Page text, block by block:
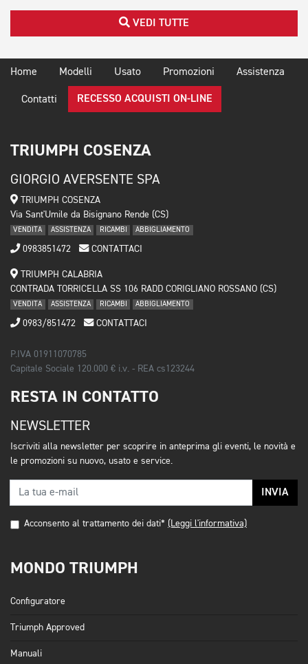
VEDI TUTTE
Home Modelli Usato Promozioni Assistenza
Contatti RECESSO ACQUISTI ON-LINE
TRIUMPH COSENZA
GIORGIO AVERSENTE SPA
TRIUMPH COSENZA
Via Sant'Umile da Bisignano Rende (CS)
VENDITA ASSISTENZA RICAMBI ABBIGLIAMENTO
0983851472 CONTATTACI
TRIUMPH CALABRIA
CONTRADA TORRICELLA SS 106 RADD CORIGLIANO ROSSANO (CS)
VENDITA ASSISTENZA RICAMBI ABBIGLIAMENTO
0983/851472 CONTATTACI
P.IVA 01911070785
Capitale Sociale 120.000 € i.v. - REA cs123244
RESTA IN CONTATTO
NEWSLETTER
Iscriviti alla newsletter per scoprire in anteprima gli eventi, le novità e
le promozioni su nuovo, usato e service.
INVIA
Acconsento al trattamento dei dati* (Leggi l'informativa)
MONDO TRIUMPH
Configuratore
Triumph Approved
Manuali